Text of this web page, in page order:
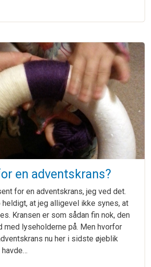
en adventskrans?
for en adventskrans, jeg ved det.
heldigt, at jeg alligevel ikke synes, at
Kransen er som sådan fin nok, den
med lyseholderne på. Men hvorfor
nu her i sidste øjeblik
havde…